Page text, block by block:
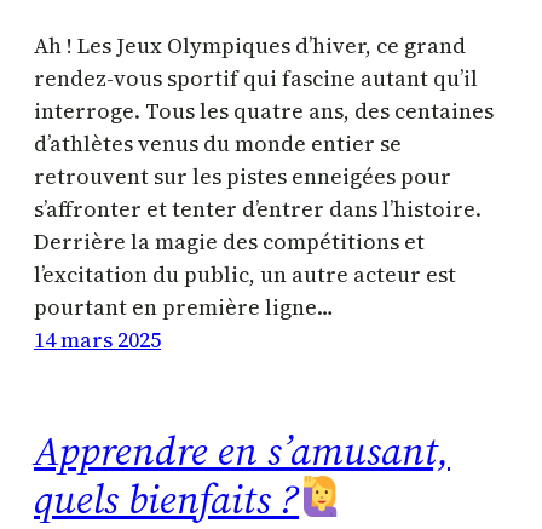
Ah ! Les Jeux Olympiques d’hiver, ce grand
rendez-vous sportif qui fascine autant qu’il
interroge. Tous les quatre ans, des centaines
d’athlètes venus du monde entier se
retrouvent sur les pistes enneigées pour
s’affronter et tenter d’entrer dans l’histoire.
Derrière la magie des compétitions et
l’excitation du public, un autre acteur est
pourtant en première ligne…
14 mars 2025
Apprendre en s’amusant,
quels bienfaits ?